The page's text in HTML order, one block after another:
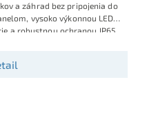
a záhrad bez pripojenia do
vysoko výkonnou LED
a robustnou ochranou IP65.